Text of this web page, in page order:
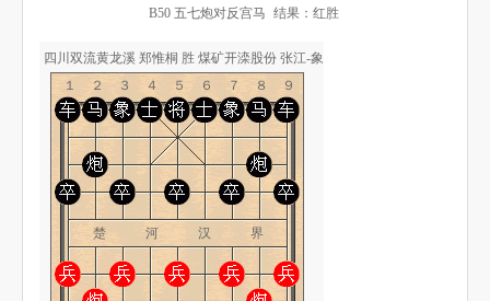
B50 五七炮对反宫马 结果：红胜
四川双流黄龙溪 郑惟桐 胜 煤矿开滦股份 张江-象棋道
１２３４５６７８９
楚 河 汉 界